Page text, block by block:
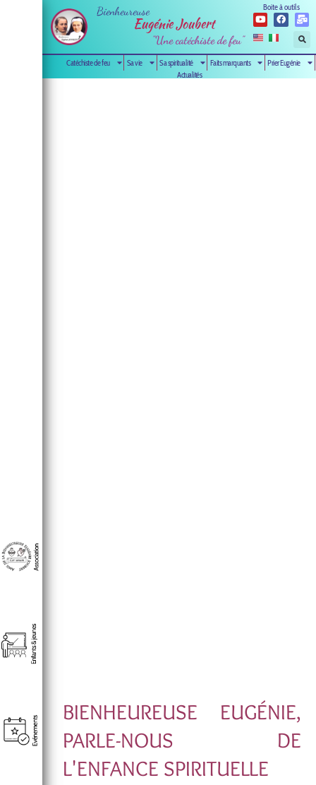
Bienheureuse
Eugénie Joubert
"Une catéchiste de feu"
Boite à outils
Catéchiste de feu Sa vie Sa spiritualité Faits marquants
Prier Eugénie
Actualités
BIENHEUREUSE EUGÉNIE,
PARLE-NOUS DE
L'ENFANCE SPIRITUELLE